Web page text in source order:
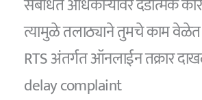
संबंधित अधिकाऱ्यावर दंडात्मक
त्यामुळे तलाठ्याने तुमचे काम
RTS अंतर्गत ऑनलाईन तक्रार
delay complaint